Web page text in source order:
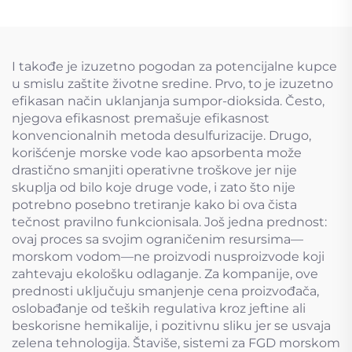
I takođe je izuzetno pogodan za potencijalne kupce
u smislu zaštite životne sredine. Prvo, to je izuzetno
efikasan način uklanjanja sumpor-dioksida. Često,
njegova efikasnost premašuje efikasnost
konvencionalnih metoda desulfurizacije. Drugo,
korišćenje morske vode kao apsorbenta može
drastično smanjiti operativne troškove jer nije
skuplja od bilo koje druge vode, i zato što nije
potrebno posebno tretiranje kako bi ova čista
tečnost pravilno funkcionisala. Još jedna prednost:
ovaj proces sa svojim ograničenim resursima—
morskom vodom—ne proizvodi nusproizvode koji
zahtevaju ekološku odlaganje. Za kompanije, ove
prednosti uključuju smanjenje cena proizvođača,
oslobađanje od teških regulativa kroz jeftine ali
beskorisne hemikalije, i pozitivnu sliku jer se usvaja
zelena tehnologija. Štaviše, sistemi za FGD morskom